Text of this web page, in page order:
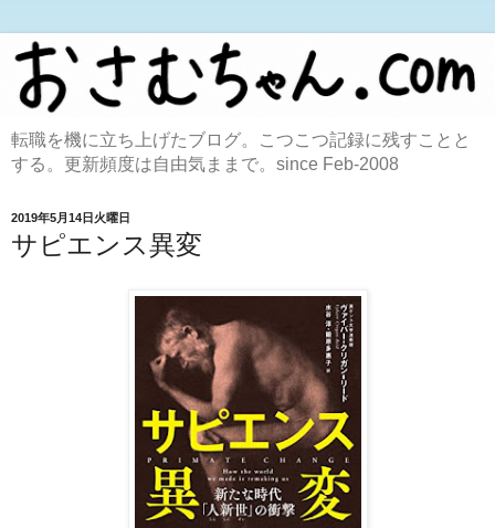
転職を機に立ち上げたブログ。こつこつ記録に残すことと
する。更新頻度は自由気ままで。since Feb-2008
2019年5月14日火曜日
サピエンス異変